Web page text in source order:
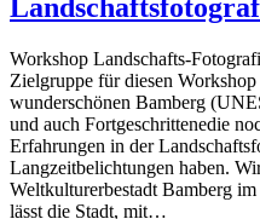
Workshop Landschafts-
Zielgruppe für diesen
wunderschönen Bamberg
und auch Fortgeschrittenedie
Erfahrungen in der
Langzeitbelichtungen haben.
Weltkulturerbestadt Bamberg
lässt die Stadt, mit…